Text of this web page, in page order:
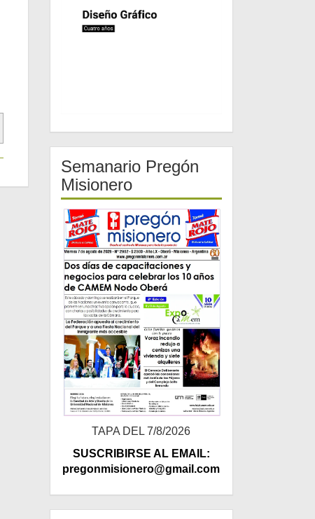
Semanario Pregón
Misionero
TAPA DEL 7/8/2026
SUSCRIBIRSE AL EMAIL:
pregonmisionero@gmail.com